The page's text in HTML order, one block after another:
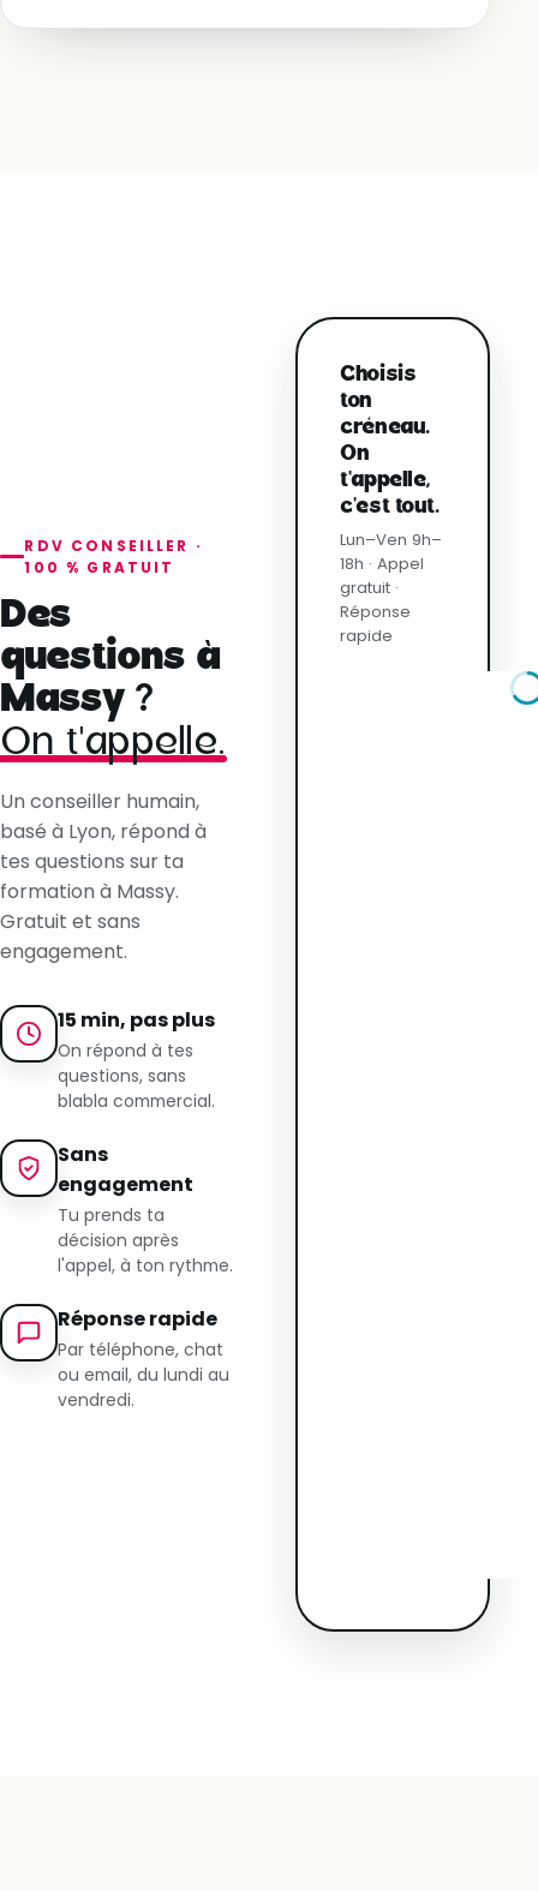
RDV CONSEILLER ·
100 % GRATUIT
Des
questions à
Massy ?
On t'appelle.
Un conseiller humain,
basé à Lyon, répond à
tes questions sur ta
formation à Massy.
Gratuit et sans
engagement.
15 min, pas plus
On répond à tes
questions, sans
blabla commercial.
Sans
engagement
Tu prends ta
décision après
l'appel, à ton rythme.
Réponse rapide
Par téléphone, chat
ou email, du lundi au
vendredi.
Choisis
ton
créneau.
On
t'appelle,
c'est tout.
Lun–Ven 9h–
18h · Appel
gratuit ·
Réponse
rapide